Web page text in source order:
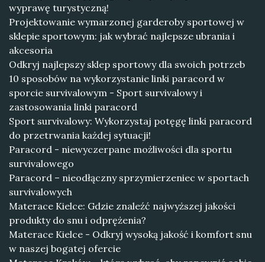
wyprawę turystyczną!
Projektowanie wymarzonej garderoby sportowej w
sklepie sportowym: jak wybrać najlepsze ubrania i
akcesoria
Odkryj najlepszy sklep sportowy dla swoich potrzeb
10 sposobów na wykorzystanie linki paracord w
sporcie survivalowym - Sport survivalowy i
zastosowania linki paracord
Sport survivalowy: Wykorzystaj potęgę linki paracord
do przetrwania każdej sytuacji!
Paracord - niewyczerpane możliwości dla sportu
survivalowego
Paracord – nieodłączny sprzymierzeniec w sportach
survivalowych
Materace Kielce: Gdzie znaleźć najwyższej jakości
produkty do snu i odprężenia?
Materace Kielce - Odkryj wysoką jakość i komfort snu
w naszej bogatej ofercie